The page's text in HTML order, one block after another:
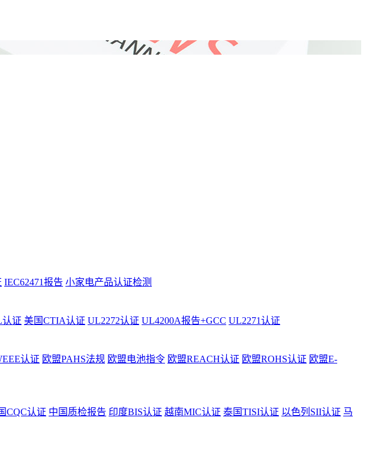
IEC62471报告 小家电产品认证检测
证 美国CTIA认证 UL2272认证 UL4200A报告+GCC UL2271认证
认证 欧盟PAHS法规 欧盟电池指令 欧盟REACH认证 欧盟ROHS认证 欧盟E-
CQC认证 中国质检报告 印度BIS认证 越南MIC认证 泰国TISI认证 以色列SII认证 马